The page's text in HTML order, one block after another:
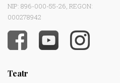
NIP: 896-000-55-26, REGON:
000278942
Teatr